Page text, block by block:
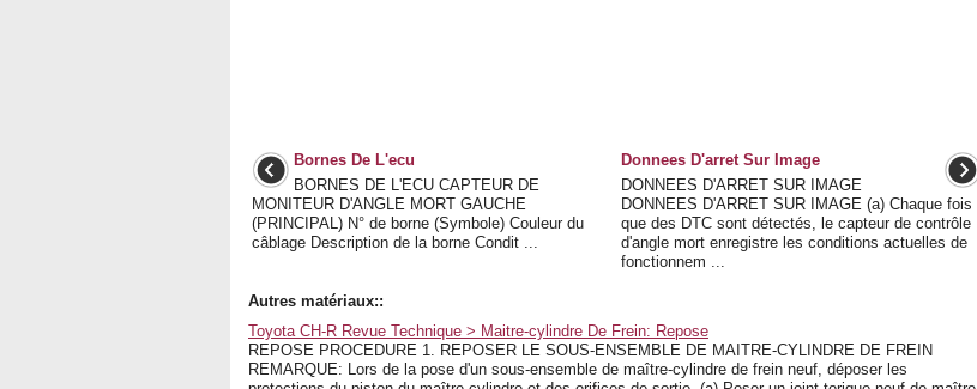
Bornes De L'ecu
BORNES DE L'ECU CAPTEUR DE
MONITEUR D'ANGLE MORT GAUCHE
(PRINCIPAL) N° de borne (Symbole) Couleur du
câblage Description de la borne Condit ...
Donnees D'arret Sur Image
DONNEES D'ARRET SUR IMAGE
DONNEES D'ARRET SUR IMAGE (a) Chaque fois
que des DTC sont détectés, le capteur de contrôle
d'angle mort enregistre les conditions actuelles de
fonctionnem ...
Autres matériaux::
Toyota CH-R Revue Technique > Maitre-cylindre De Frein: Repose
REPOSE PROCEDURE 1. REPOSER LE SOUS-ENSEMBLE DE MAITRE-CYLINDRE DE FREIN
REMARQUE: Lors de la pose d'un sous-ensemble de maître-cylindre de frein neuf, déposer les